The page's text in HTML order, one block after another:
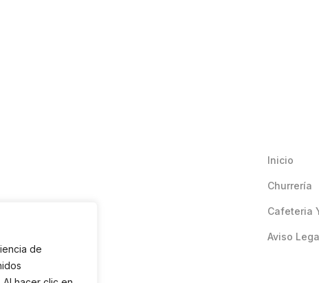
de
Inicio
Churrería
Cafeteria
Aviso Legal